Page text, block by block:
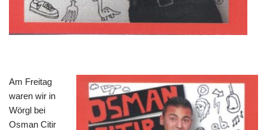
Am Freitag
waren wir in
Wörgl bei
Osman Citir